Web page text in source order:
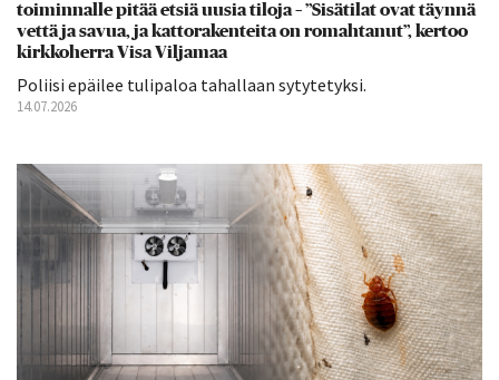
toiminnalle pitää etsiä uusia tiloja – ”Sisätilat ovat täynnä
vettä ja savua, ja kattorakenteita on romahtanut”, kertoo
kirkkoherra Visa Viljamaa
Poliisi epäilee tulipaloa tahallaan sytytetyksi.
14.07.2026